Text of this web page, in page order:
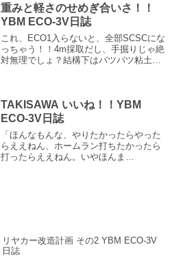
リジナルスペースです。バ...
重みと軽さのせめぎ合いさ！！
YBM ECO-3V日誌
これ、ECO1入らないと、全部SCSCにな
っちゃう！！4m採取だし、手掘りじゃ絶
対無理でしょ？結構下はパツパツ粘土だ
壊があっては絶対...
TAKISAWA いいね！！YBM
ECO-3V日誌
「ほんなもんな、やりたかったらやった
らええねん、ホームラン打ちたかったら
打ったらええねん。いやほんま
リヤカー改造計画 その2 YBM ECO-3V
日誌